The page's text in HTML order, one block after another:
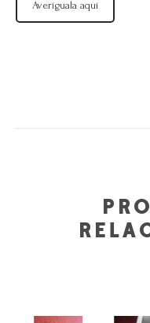
Averíguala aquí